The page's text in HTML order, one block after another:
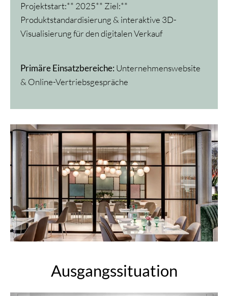
Projektstart:** 2025** Ziel:**
Produktstandardisierung & interaktive 3D-
Visualisierung für den digitalen Verkauf
Primäre Einsatzbereiche: Unternehmenswebsite
& Online-Vertriebsgespräche
Ausgangssituation